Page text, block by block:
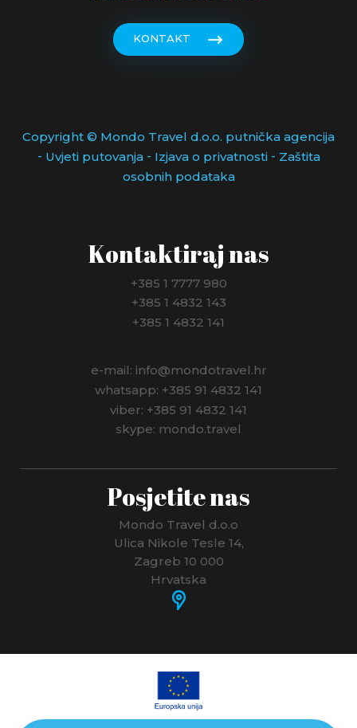
KONTAKT
Copyright © Mondo Travel d.o.o. putnička agencija
- Uvjeti putovanja- Izjava o privatnosti- Zaštita
osobnih podataka
Kontaktiraj nas
+385 1 7777 980
+385 1 4832 143
+385 1 4832 141
e-mail: info@mondotravel.hr
whatsapp: +385 91 4832 141
viber: +385 91 4832 141
skype: mondo.travel
Posjetite nas
Mondo Travel d.o.o
Ulica Nikole Tesle 14,
Zagreb 10 000
Hrvatska